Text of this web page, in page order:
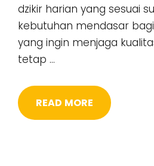
dzikir harian yang sesuai
kebutuhan mendasar
yang ingin menjaga
tetap …
READ MORE